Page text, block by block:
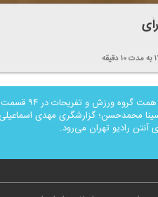
به مدت ۱۰ دقیقه
محمدحسن؛ گزارشگری مهدی